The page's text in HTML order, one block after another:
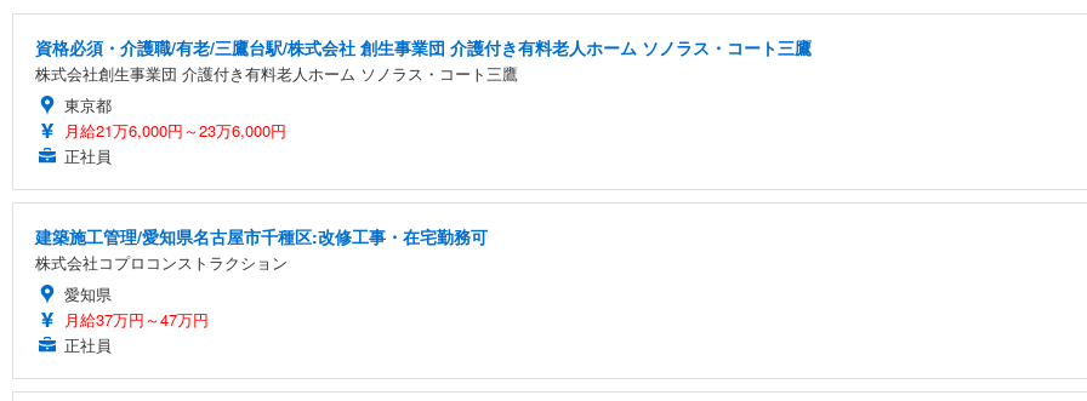
資格必須・介護職/有老/三鷹台駅/株式会社 創生事業団 介護付き有料老人ホーム ソノラス・コート三鷹
株式会社創生事業団 介護付き有料老人ホーム ソノラス・コート三鷹
東京都
月給21万6,000円～23万6,000円
正社員
建築施工管理/愛知県名古屋市千種区:改修工事・在宅勤務可
株式会社コプロコンストラクション
愛知県
月給37万円～47万円
正社員